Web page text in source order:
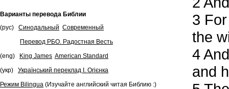
Варианты перевода Библии
(рус)
Синодальный Современный
Перевод РБО. Радостная Весть
(eng)
King James American Standard
(укр)
Український переклад І. Огієнка
Режим Bilingua (Изучайте английский читая Библию :)
3
the
4
and